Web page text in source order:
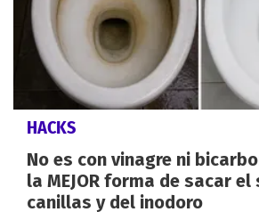
HACKS
No es con vinagre ni
la MEJOR forma de sacar
canillas y del inodoro